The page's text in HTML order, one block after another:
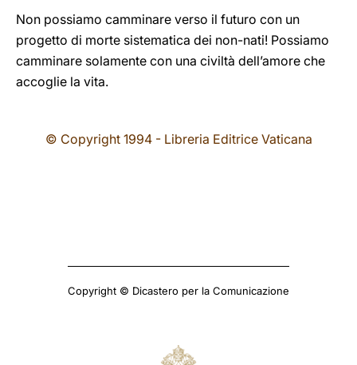
Non possiamo camminare verso il futuro con un
progetto di morte sistematica dei non-nati! Possiamo
camminare solamente con una civiltà dell’amore che
accoglie la vita.
© Copyright 1994 - Libreria Editrice Vaticana
Copyright © Dicastero per la Comunicazione